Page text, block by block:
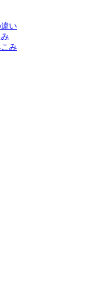
い
み